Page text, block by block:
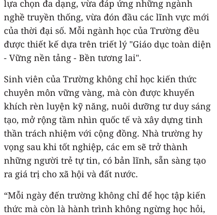
lựa chọn đa dạng, vừa đáp ứng những ngành
nghề truyền thống, vừa đón đầu các lĩnh vực mới
của thời đại số. Mỗi ngành học của Trường đều
được thiết kế dựa trên triết lý "Giáo dục toàn diện
- Vững nền tảng - Bền tương lai".
Sinh viên của Trường không chỉ học kiến thức
chuyên môn vững vàng, mà còn được khuyến
khích rèn luyện kỹ năng, nuôi dưỡng tư duy sáng
tạo, mở rộng tầm nhìn quốc tế và xây dựng tinh
thần trách nhiệm với cộng đồng. Nhà trường hy
vọng sau khi tốt nghiệp, các em sẽ trở thành
những người trẻ tự tin, có bản lĩnh, sẵn sàng tạo
ra giá trị cho xã hội và đất nước.
“Mỗi ngày đến trường không chỉ để học tập kiến
thức mà còn là hành trình không ngừng học hỏi,